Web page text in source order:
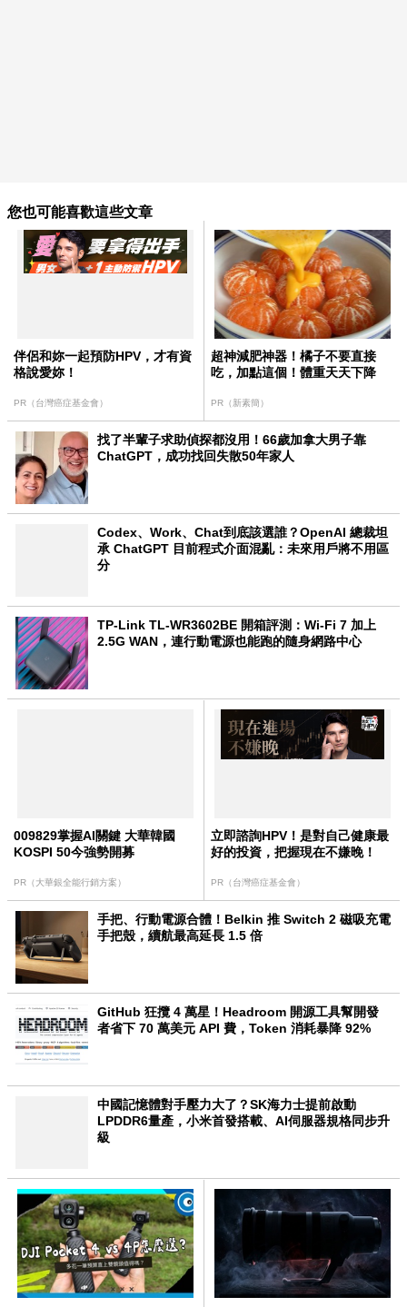
您也可能喜歡這些文章
伴侶和妳一起預防HPV，才有資
格說愛妳！
PR（台灣癌症基金會）
超神減肥神器！橘子不要直接
吃，加點這個！體重天天下降
PR（新素簡）
找了半輩子求助偵探都沒用！66歲加拿大男子靠
ChatGPT，成功找回失散50年家人
Codex、Work、Chat到底該選誰？OpenAI 總裁坦
承 ChatGPT 目前程式介面混亂：未來用戶將不用區
分
TP-Link TL-WR3602BE 開箱評測：Wi-Fi 7 加上
2.5G WAN，連行動電源也能跑的隨身網路中心
009829掌握AI關鍵 大華韓國
KOSPI 50今強勢開募
PR（大華銀全能行銷方案）
立即諮詢HPV！是對自己健康最
好的投資，把握現在不嫌晚！
PR（台灣癌症基金會）
手把、行動電源合體！Belkin 推 Switch 2 磁吸充電
手把殼，續航最高延長 1.5 倍
GitHub 狂攬 4 萬星！Headroom 開源工具幫開發
者省下 70 萬美元 API 費，Token 消耗暴降 92%
中國記憶體對手壓力大了？SK海力士提前啟動
LPDDR6量產，小米首發搭載、AI伺服器規格同步升
級